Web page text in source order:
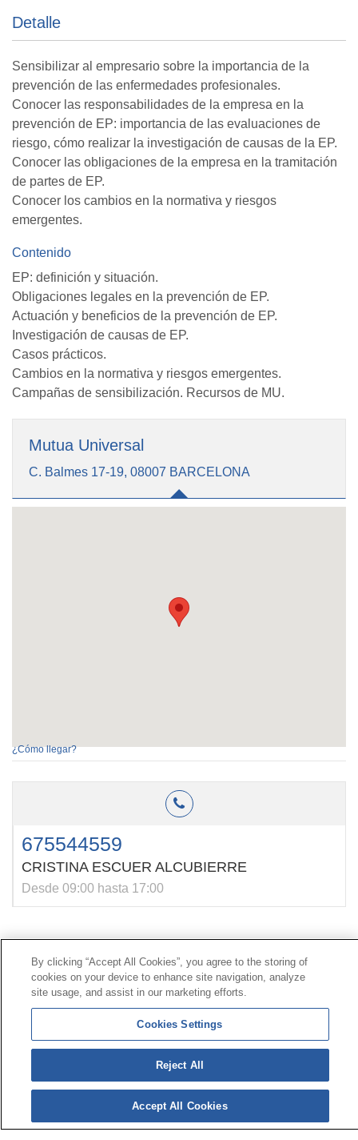
Detalle
Sensibilizar al empresario sobre la importancia de la
prevención de las enfermedades profesionales.
Conocer las responsabilidades de la empresa en la
prevención de EP: importancia de las evaluaciones de
riesgo, cómo realizar la investigación de causas de la EP.
Conocer las obligaciones de la empresa en la tramitación
de partes de EP.
Conocer los cambios en la normativa y riesgos
emergentes.
Contenido
EP: definición y situación.
Obligaciones legales en la prevención de EP.
Actuación y beneficios de la prevención de EP.
Investigación de causas de EP.
Casos prácticos.
Cambios en la normativa y riesgos emergentes.
Campañas de sensibilización. Recursos de MU.
Mutua Universal
C. Balmes 17-19, 08007 BARCELONA
¿Cómo llegar?
675544559
CRISTINA ESCUER ALCUBIERRE
Desde 09:00 hasta 17:00
Línea Universal 900 203 203|Zona Privada Comisión de
Prestaciones Especiales|Zona Privada Proveedor
© Mutua Universal 2026 | Mapa del sitio | Aviso legal
Política de Protección de Datos
cookies
Síguenos en:
By clicking “Accept All Cookies”, you agree to the storing of
cookies on your device to enhance site navigation, analyze
site usage, and assist in our marketing efforts.
Cookies Settings
Reject All
Accept All Cookies